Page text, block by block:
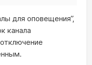
для оповещения”,
канала